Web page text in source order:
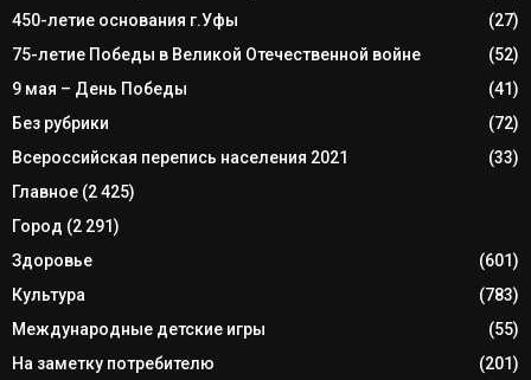
450-летие основания г.Уфы
(27)
75-летие Победы в Великой Отечественной войне
(52)
9 мая – День Победы
(41)
Без рубрики
(72)
Всероссийская перепись населения 2021
(33)
Главное (2 425)
Город (2 291)
Здоровье
(601)
Культура
(783)
Международные детские игры
(55)
На заметку потребителю
(201)